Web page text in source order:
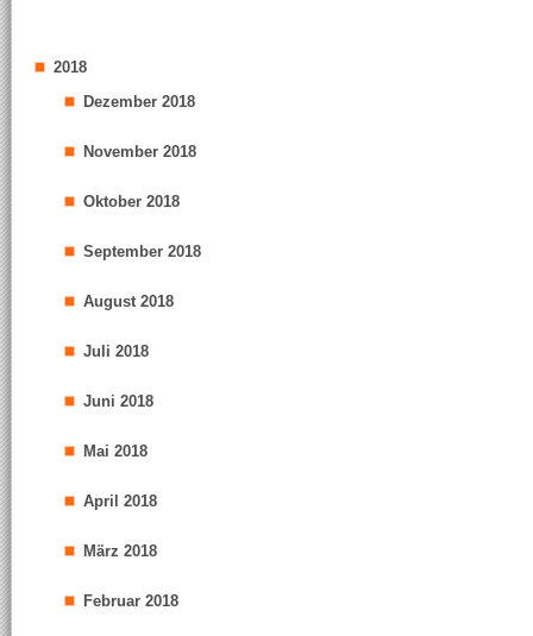
2018
Dezember 2018
November 2018
Oktober 2018
September 2018
August 2018
Juli 2018
Juni 2018
Mai 2018
April 2018
März 2018
Februar 2018